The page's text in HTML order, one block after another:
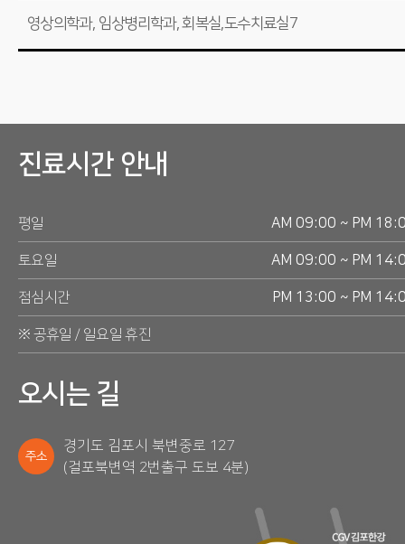
영상의학과, 임상병리학과, 회복실,도수치료실7
진료시간 안내
평일 AM 09:00 ~ PM
토요일 AM 09:00 ~ PM
점심시간 PM 13:00 ~ PM
※ 공휴일 / 일요일 휴진
오시는 길
주소
경기도 김포시 북변중로 127
(걸포북변역 2번출구 도보 4분)